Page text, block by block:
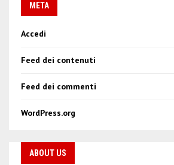
META
Accedi
Feed dei contenuti
Feed dei commenti
WordPress.org
ABOUT US